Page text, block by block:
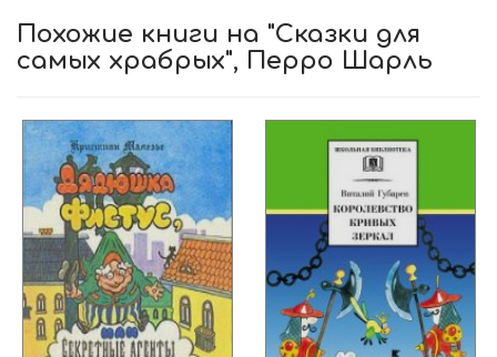
Похожие книги на "Сказки для
самых храбрых", Перро Шарль